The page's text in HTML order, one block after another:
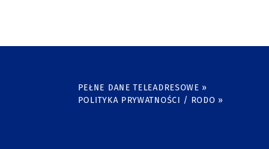
PEŁNE DANE TELEADRESOWE »
POLITYKA PRYWATNOŚCI / RODO »